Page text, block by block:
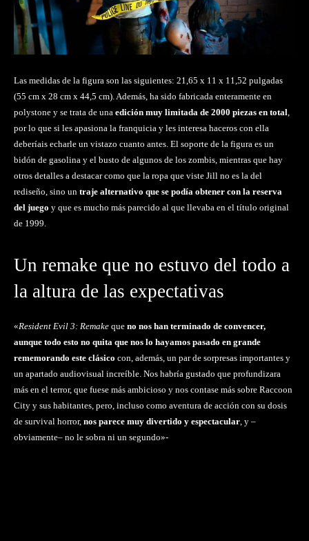
Las medidas de la figura son las siguientes: 21,65 x 11 x 11,52 pulgadas
(55 cm x 28 cm x 44,5 cm). Además, ha sido fabricada enteramente en
polystone y se trata de una edición muy limitada de 2000 piezas en total,
por lo que si les apasiona la franquicia y les interesa haceros con ella
deberíais echarle un vistazo cuanto antes. El soporte de la figura es un
bidón de gasolina y el busto de algunos de los zombis, mientras que hay
otros detalles a destacar como que la ropa que viste Jill no es la del
rediseño, sino un traje alternativo que se podía obtener con la reserva
del juego y que es mucho más parecido al que llevaba en el título original
de 1999.
Un remake que no estuvo del todo a
la altura de las expectativas
«Resident Evil 3: Remake que no nos han terminado de convencer,
aunque todo esto no quita que nos lo hayamos pasado en grande
rememorando este clásico con, además, un par de sorpresas importantes y
un apartado audiovisual increíble. Nos habría gustado que profundizara
más en el terror, que fuese más ambicioso y nos contase más sobre Raccoon
City y sus habitantes, pero, incluso como aventura de acción con su dosis
de survival horror, nos parece muy divertido y espectacular, y –
obviamente– no le sobra ni un segundo»-